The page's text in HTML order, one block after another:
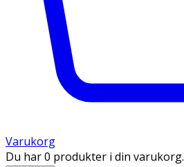
Varukorg
Du har 0 produkter i din varukorg.